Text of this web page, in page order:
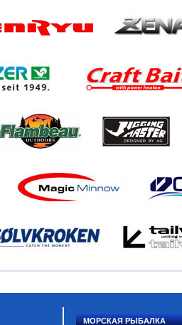
МОРСКАЯ РЫБАЛКА